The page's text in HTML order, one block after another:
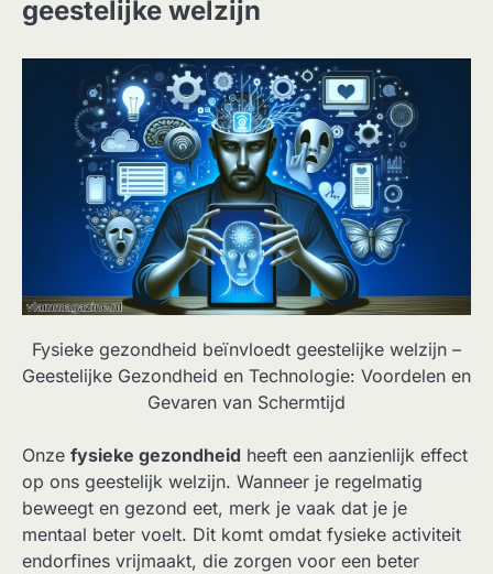
geestelijke welzijn
Fysieke gezondheid beïnvloedt geestelijke welzijn –
Geestelijke Gezondheid en Technologie: Voordelen en
Gevaren van Schermtijd
Onze fysieke gezondheid heeft een aanzienlijk effect
op ons geestelijk welzijn. Wanneer je regelmatig
beweegt en gezond eet, merk je vaak dat je je
mentaal beter voelt. Dit komt omdat fysieke activiteit
endorfines vrijmaakt, die zorgen voor een beter